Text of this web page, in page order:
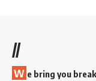
//
W e bring you